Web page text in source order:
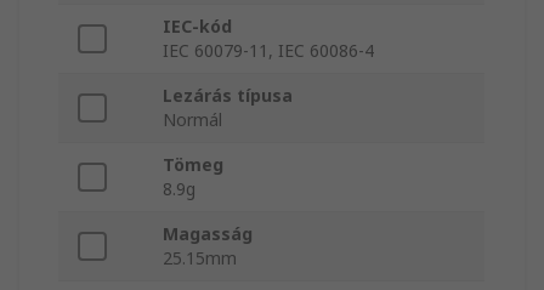
IEC-kód
IEC 60079-11, IEC 60086-4
Lezárás típusa
Normál
Tömeg
8.9g
Magasság
25.15mm